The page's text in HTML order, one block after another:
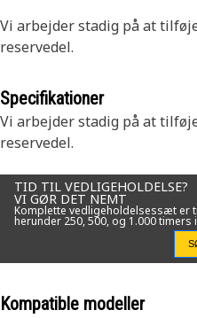
Vi arbejder stadig på at
reservedel.
Specifikationer
Vi arbejder stadig på at
reservedel.
TID TIL VEDLIGEHOLDELSE?
VI GØR DET NEMT
Komplette vedligeholdelsessæt er
herunder 250, 500, og 1.000 timers
Kompatible modeller